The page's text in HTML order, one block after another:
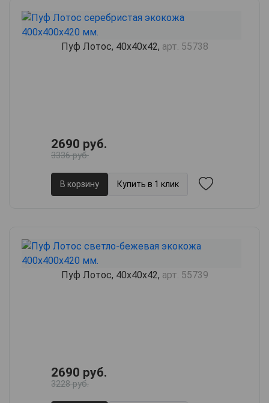
Пуф Лотос, 40х40х42, арт. 55738
2690 руб.
3336 руб.
В корзину Купить в 1 клик
Пуф Лотос, 40х40х42, арт. 55739
2690 руб.
3228 руб.